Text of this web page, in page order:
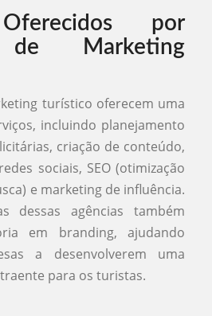
por
de Marketing
turístico oferecem uma
incluindo planejamento
criação de conteúdo,
sociais, SEO (otimização
e marketing de influência.
dessas agências também
em branding, ajudando
a desenvolverem uma
para os turistas.